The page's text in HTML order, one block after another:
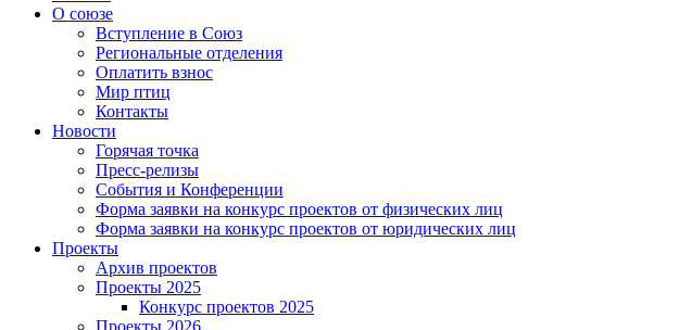
О союзе
Вступление в Союз
Региональные отделения
Оплатить взнос
Мир птиц
Контакты
Новости
Горячая точка
Пресс-релизы
События и Конференции
Форма заявки на конкурс проектов от физических лиц
Форма заявки на конкурс проектов от юридических лиц
Проекты
Архив проектов
Проекты 2025
Конкурс проектов 2025
Проекты 2026